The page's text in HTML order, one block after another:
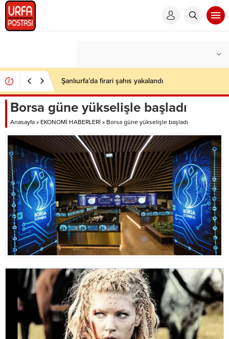
Şanlıurfa’da firari şahıs yakalandı
Borsa güne yükselişle başladı
Anasayfa » EKONOMİ HABERLERİ » Borsa güne yükselişle başladı